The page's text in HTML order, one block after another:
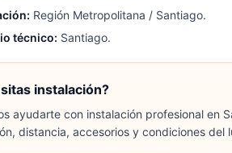
Región Metropolitana / Santiago.
técnico: Santiago.
instalación?
ayudarte con instalación profesional en
distancia, accesorios y condiciones del